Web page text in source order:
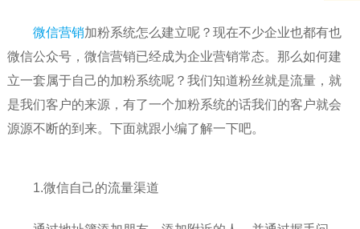
微信营销加粉系统怎么建立呢？现在不少企业也都有也
微信公众号，微信营销已经成为企业营销常态。那么如何建
立一套属于自己的加粉系统呢？我们知道粉丝就是流量，就
是我们客户的来源，有了一个加粉系统的话我们的客户就会
源源不断的到来。下面就跟小编了解一下吧。
1.微信自己的流量渠道